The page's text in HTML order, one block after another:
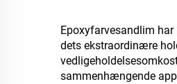
Epoxyfarvesandlim
dets ekstraordinære
sammenhængende